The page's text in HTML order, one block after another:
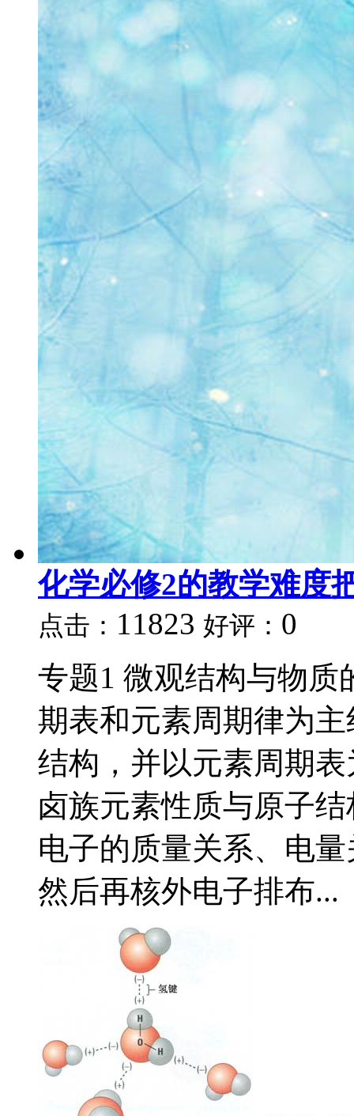
化学必修2的教学难度
点击： 11823 好评： 0
专题1 微观结构与物质
期表和元素周期律为
结构，并以元素周期
卤族元素性质与原子
电子的质量关系、电
然后再核外电子排布...